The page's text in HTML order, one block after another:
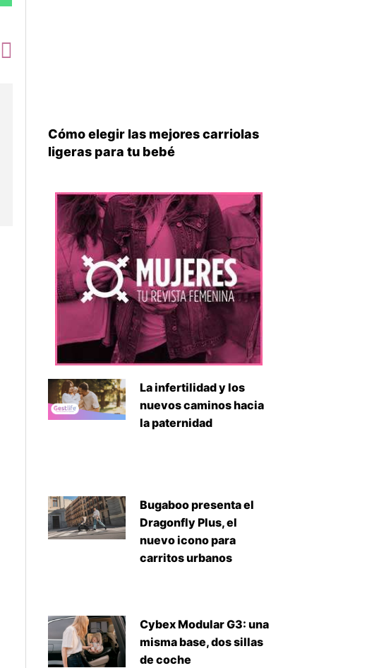
Siguiente
Cómo elegir las mejores carriolas
ligeras para tu bebé
La infertilidad y los
nuevos caminos hacia
la paternidad
Bugaboo presenta el
Dragonfly Plus, el
nuevo icono para
carritos urbanos
Cybex Modular G3: una
misma base, dos sillas
de coche